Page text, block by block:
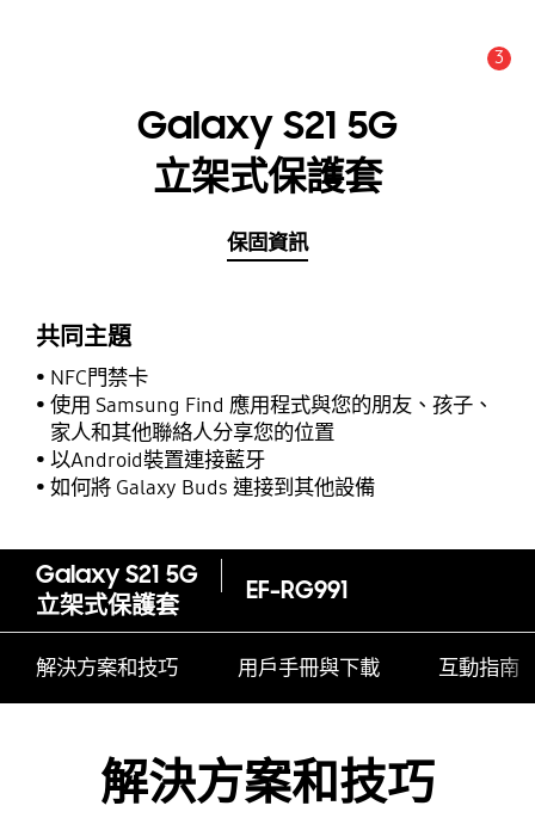
3
Galaxy S21 5G
立架式保護套
保固資訊
共同主題
NFC門禁卡
使用 Samsung Find 應用程式與您的朋友、孩子、
家人和其他聯絡人分享您的位置
以Android裝置連接藍牙
如何將 Galaxy Buds 連接到其他設備
Galaxy S21 5G
立架式保護套
EF-RG991
解決方案和技巧 用戶手冊與下載 互動指南
解決方案和技巧